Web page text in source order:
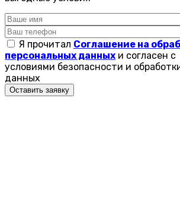
Я прочитал Соглашение на
персональных данных и согласен с
условиями безопасности и
данных
Оставить заявку